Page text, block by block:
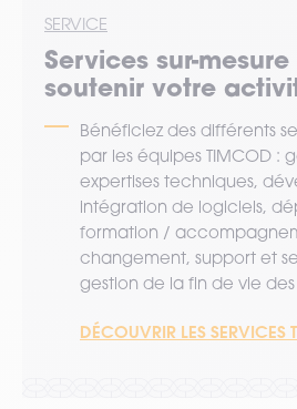
SERVICE
Services sur-
soutenir votre
Bénéficiez des différents
par les équipes TIMCOD :
expertises techniques,
intégration de logiciels,
formation /
changement, support et
gestion de la fin de vie des
DÉCOUVRIR LES SERVICES